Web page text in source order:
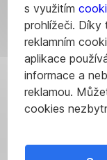
s využitím
prohlížeči. Díky
reklamním
aplikace
informace a
reklamou.
cookies